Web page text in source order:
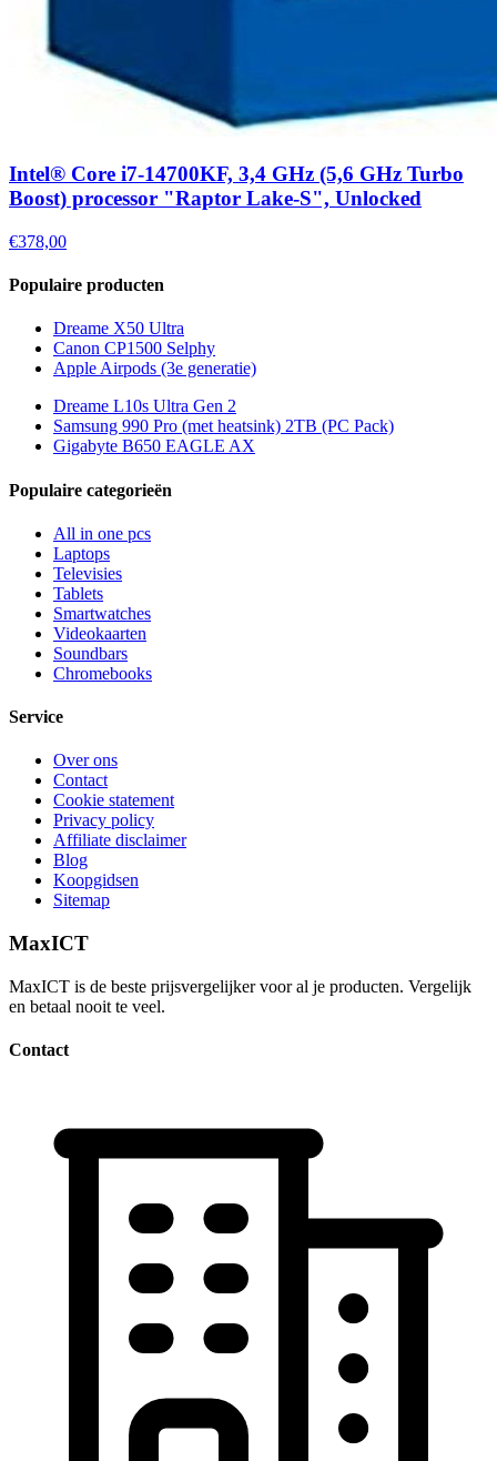
Intel® Core i7-14700KF, 3,4 GHz (5,6 GHz Turbo
Boost) processor "Raptor Lake-S", Unlocked
€378,00
Populaire producten
Dreame X50 Ultra
Canon CP1500 Selphy
Apple Airpods (3e generatie)
Dreame L10s Ultra Gen 2
Samsung 990 Pro (met heatsink) 2TB (PC Pack)
Gigabyte B650 EAGLE AX
Populaire categorieën
All in one pcs
Laptops
Televisies
Tablets
Smartwatches
Videokaarten
Soundbars
Chromebooks
Service
Over ons
Contact
Cookie statement
Privacy policy
Affiliate disclaimer
Blog
Koopgidsen
Sitemap
MaxICT
MaxICT is de beste prijsvergelijker voor al je producten. Vergelijk
en betaal nooit te veel.
Contact